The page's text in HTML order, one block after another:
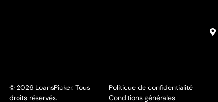
© 2026 LoansPicker. Tous
droits réservés.
Politique de confidentialité
Conditions générales